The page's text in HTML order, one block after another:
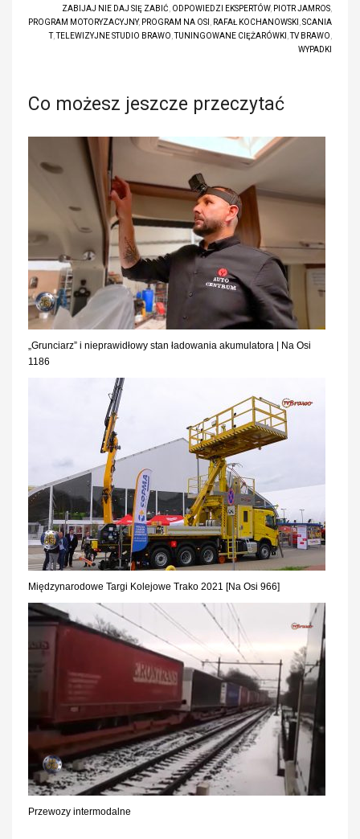
ZABIJAJ NIE DAJ SIĘ ZABIĆ ODPOWIEDZI EKSPERTÓW, PIOTR JAMROS
PROGRAM MOTORYZACYJNY, PROGRAM NA OSI RAFAŁ KOCHANOWSKI
SCANIA
T,TELEWIZYJNE STUDIO BRAWO ,TUNINGOWANE CIĘŻARÓWKI ,TV BRAWO
WYPADKI
Co możesz jeszcze przeczytać
„Grunciarz” i nieprawidłowy stan ładowania akumulatora | Na Osi
1186
Międzynarodowe Targi Kolejowe Trako 2021 [Na Osi 966]
Przewozy intermodalne